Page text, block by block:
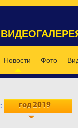
Новости Фото
год 2019